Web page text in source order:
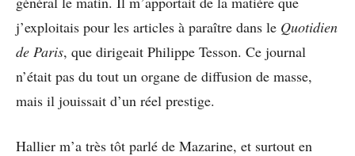
j’exploitais pour les articles à paraître dans le Quotidien
de Paris, que dirigeait Philippe Tesson. Ce journal
n’était pas du tout un organe de diffusion de masse,
mais il jouissait d’un réel prestige.
Hallier m’a très tôt parlé de Mazarine, et surtout en